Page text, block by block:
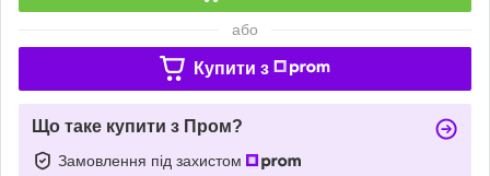
або
Купити з
Що таке купити з Пром?
Замовлення під захистом